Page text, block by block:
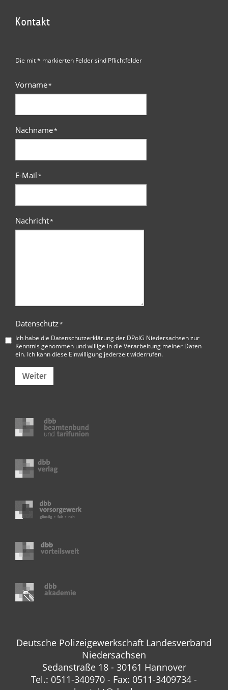
Kontakt
Die mit * markierten Felder sind Pflichtfelder
Vorname*
Nachname*
E-Mail*
Nachricht*
Datenschutz*
Ich habe die Datenschutzerklärung der DPolG Niedersachsenzur
Kenntnis genommen und willige in die Verarbeitung meiner Daten
ein. Ich kann diese Einwilligung jederzeit widerrufen.
Weiter
Deutsche Polizeigewerkschaft Landesverband
Niedersachsen
Sedanstraße 18 - 30161 Hannover
Tel.: 0511-340970 - Fax: 0511-3409734 -